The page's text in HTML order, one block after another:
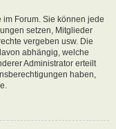
Forum. Sie können jede
setzen, Mitglieder
vergeben usw. Die
abhängig, welche
Administrator erteilt
haben,